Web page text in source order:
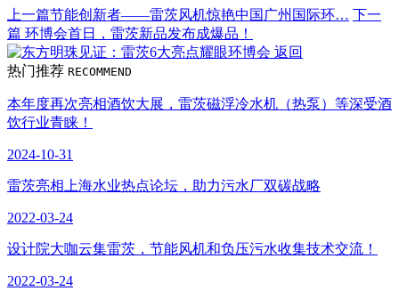
上一篇节能创新者——雷茨风机惊艳中国广州国际环… 下一
篇 环博会首日，雷茨新品发布成爆品！
返回
热门推荐 RECOMMEND
本年度再次亮相酒饮大展，雷茨磁浮冷水机（热泵）等深受酒
饮行业青睐！
2024-10-31
雷茨亮相上海水业热点论坛，助力污水厂双碳战略
2022-03-24
设计院大咖云集雷茨，节能风机和负压污水收集技术交流！
2022-03-24